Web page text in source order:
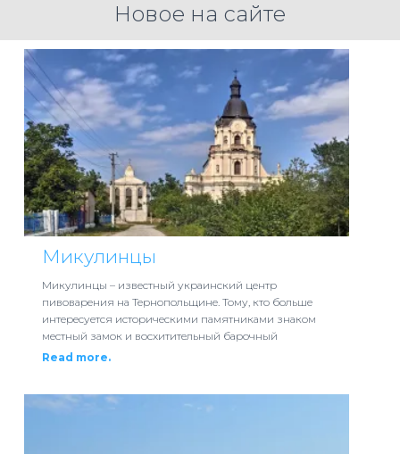
Новое на сайте
Микулинцы
Микулинцы – известный украинский центр
пивоварения на Тернопольщине. Тому, кто больше
интересуется историческими памятниками знаком
местный замок и восхитительный барочный
Read more.